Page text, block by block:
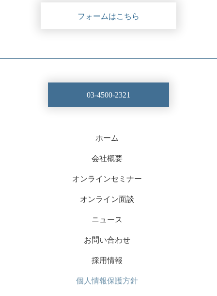
フォームはこちら
03-4500-2321
ホーム
会社概要
オンラインセミナー
オンライン面談
ニュース
お問い合わせ
採用情報
個人情報保護方針